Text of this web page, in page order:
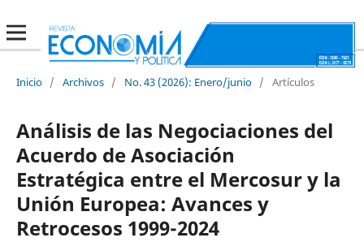
Inicio / Archivos / No. 43 (2026): Enero/junio / Artículos
Análisis de las Negociaciones del
Acuerdo de Asociación
Estratégica entre el Mercosur y la
Unión Europea: Avances y
Retrocesos 1999-2024